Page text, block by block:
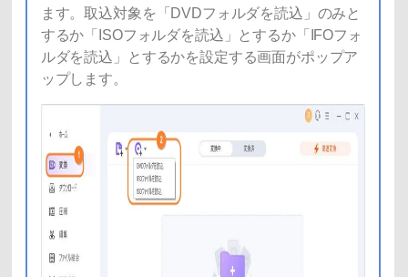
ます。取込対象を「DVDフォルダを読込」のみと
するか「ISOフォルダを読込」とするか「IFOフォ
ルダを読込」とするかを設定する画面がポップア
ップします。